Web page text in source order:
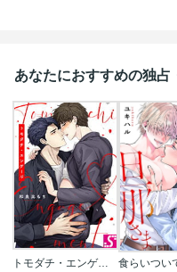
あなたにおすすめの独占
トモダチ・エンゲージ